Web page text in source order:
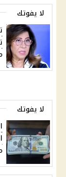
لا يفوتك
لا يفوتك